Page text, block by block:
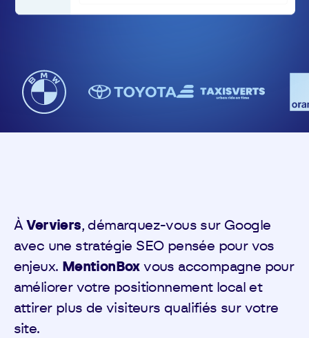
ÀVerviers, démarquez-vous sur Google
avec une stratégie SEO pensée pour vos
enjeux. MentionBoxvous accompagne pour
améliorer votre positionnement local et
attirer plus de visiteurs qualifiés sur votre
site.